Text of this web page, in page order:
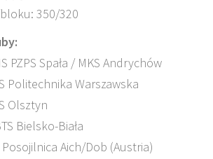
350/320
PZPS Spała / MKS Andrychów
Politechnika Warszawska
Olsztyn
Bielsko-Biała
Aich/Dob (Austria)